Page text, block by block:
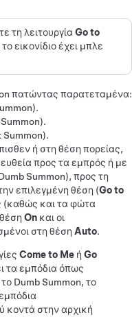
τη λειτουργία Go to
εικονίδιο έχει μπλε
πατώντας παρατεταμένα:
).
).
Summon).
ή στη θέση πορείας,
ευθεία προς τα εμπρός ή με
Summon), προς τη
επιλεγμένη θέση (Go to
(καθώς και τα φώτα
On και οι
στη θέση Auto.
Come to Me ή Go
τα εμπόδια όπως
Dumb Summon, το
στην αρχική